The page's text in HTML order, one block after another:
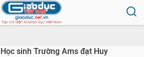
Học sinh Trường Ams đạt Huy